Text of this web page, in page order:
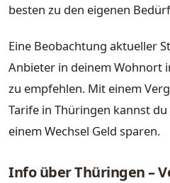
besten zu den eigenen
Eine Beobachtung aktueller
Anbieter in deinem Wohnort
zu empfehlen. Mit einem
Tarife in Thüringen kannst
einem Wechsel Geld sparen.
Info über Thüringen –